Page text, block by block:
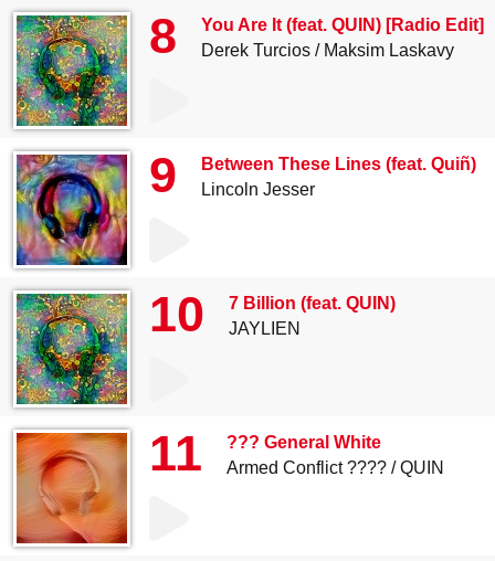
8
You Are It (feat. QUIN) [Radio Edit]
Derek Turcios
Maksim Laskavy
9
Between These Lines (feat. Quiñ)
Lincoln Jesser
10
7 Billion (feat. QUIN)
JAYLIEN
11
??? General White
Armed Conflict ????
QUIN